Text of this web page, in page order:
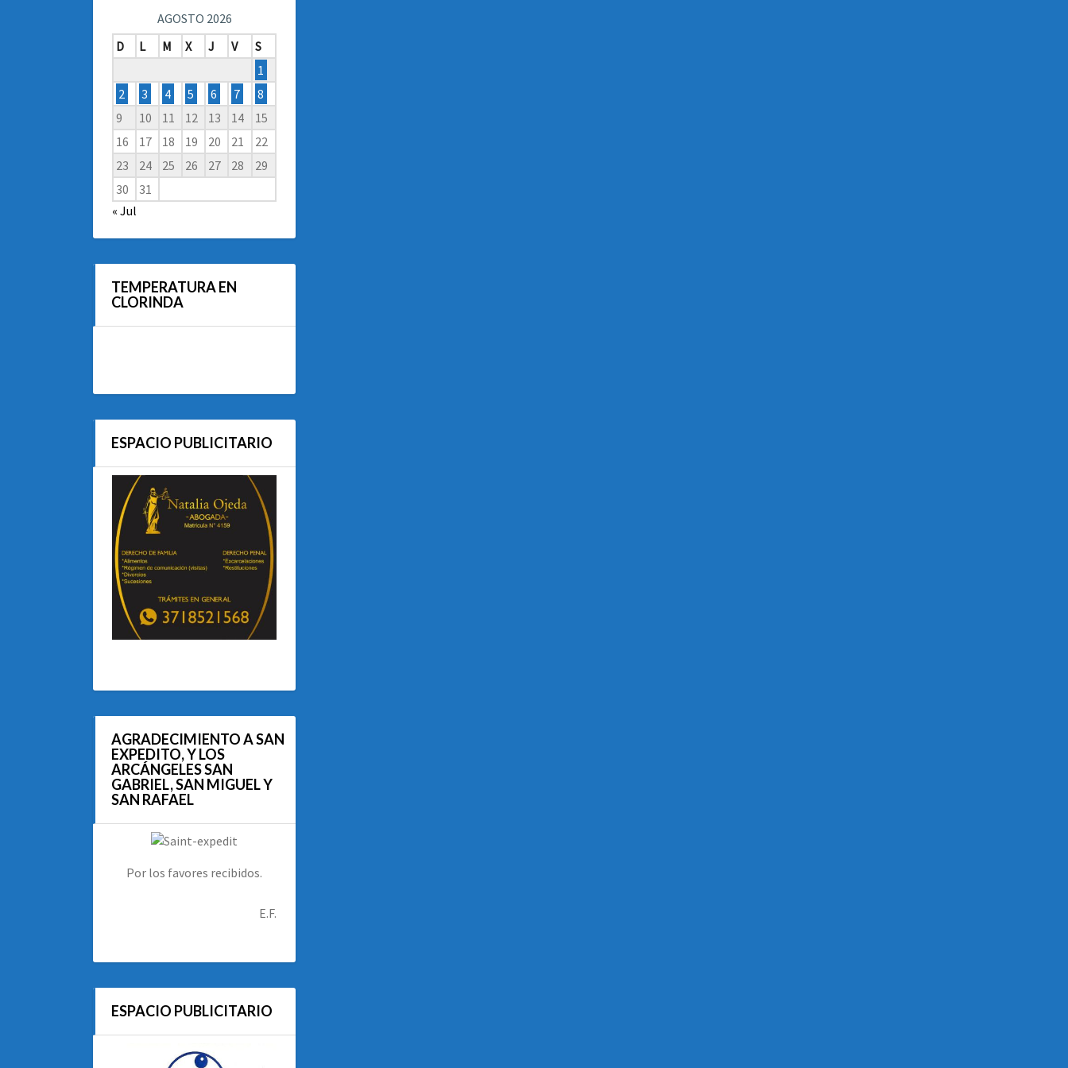
AGOSTO 2026
D
L M X J V
S
1
2
3 4 5 6 7
8
9
10 11 12 13 14
15
16
17 18 19 20 21
22
23
24 25 26 27 28
29
30
31
« Jul
TEMPERATURA EN
CLORINDA
ESPACIO PUBLICITARIO
AGRADECIMIENTO A SAN
EXPEDITO, Y LOS
ARCÁNGELES SAN
GABRIEL, SAN MIGUEL Y
SAN RAFAEL
Por los favores recibidos.
E.F.
ESPACIO PUBLICITARIO